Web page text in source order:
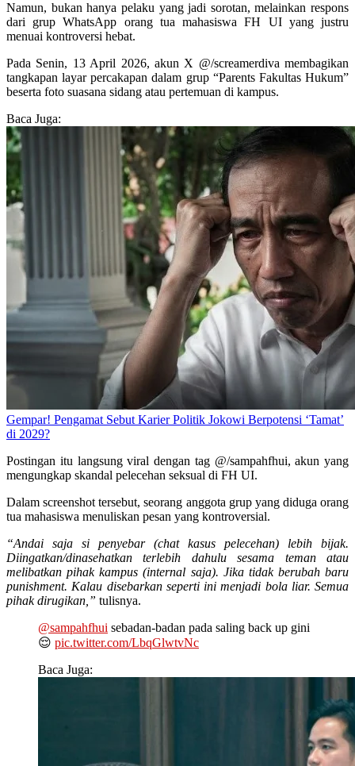
Namun, bukan hanya pelaku yang jadi sorotan, melainkan respons
dari grup WhatsApp orang tua mahasiswa FH UI yang justru
menuai kontroversi hebat.
Pada Senin, 13 April 2026, akun X @/screamerdiva membagikan
tangkapan layar percakapan dalam grup “Parents Fakultas Hukum”
beserta foto suasana sidang atau pertemuan di kampus.
Baca Juga:
Gempar! Pengamat Sebut Karier Politik Jokowi Berpotensi ‘Tamat’
di 2029?
Postingan itu langsung viral dengan tag @/sampahfhui, akun yang
mengungkap skandal pelecehan seksual di FH UI.
Dalam screenshot tersebut, seorang anggota grup yang diduga orang
tua mahasiswa menuliskan pesan yang kontroversial.
“Andai saja si penyebar (chat kasus pelecehan) lebih bijak.
Diingatkan/dinasehatkan terlebih dahulu sesama teman atau
melibatkan pihak kampus (internal saja). Jika tidak berubah baru
punishment. Kalau disebarkan seperti ini menjadi bola liar. Semua
pihak dirugikan,” tulisnya.
@sampahfhui sebadan-badan pada saling back up gini
😌 pic.twitter.com/LbqGlwtvNc
Baca Juga: